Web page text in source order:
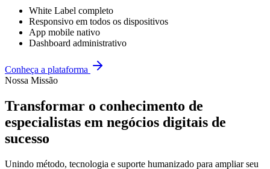
White Label completo
Responsivo em todos os dispositivos
App mobile nativo
Dashboard administrativo
Conheça a plataforma
Nossa Missão
Transformar o conhecimento de
especialistas em negócios digitais de
sucesso
Unindo método, tecnologia e suporte humanizado para ampliar seu